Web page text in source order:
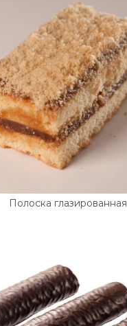
Полоска глазированная